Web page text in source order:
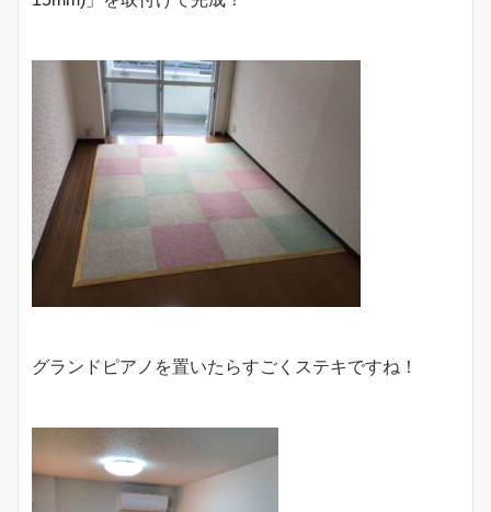
グランドピアノを置いたらすごくステキですね！